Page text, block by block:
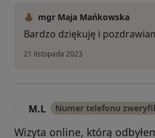
mgr Maja Mańkowska
Bardzo dziękuję i
21 listopada 2023
M.L Numer telefonu
Wizyta online, którą